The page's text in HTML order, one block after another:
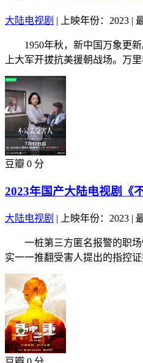
大陆电视剧 | 上映年份：2023 |
1950年秋，新中国万象更新
上大军开拔抗美援朝战场。万
豆瓣 0 分
2023年国产大陆电视剧《
大陆电视剧 | 上映年份：2023 |
一桩第三方匿名报警的职场
实一一推翻受害人提出的指控